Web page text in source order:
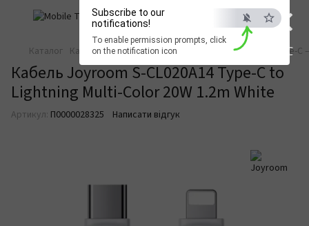
×
ESC
Subscribe to our
notifications!
To enable permission prompts, click
on the notification icon
Каталог Кабелі та перехідники Зарядні кабелі Кабелі Type-C
Кабель Joyroom S-CL020A14 Type-C to
Lightning Multi-Color 20W 1.2m White
Артикул: П0000028325 Написати відгук